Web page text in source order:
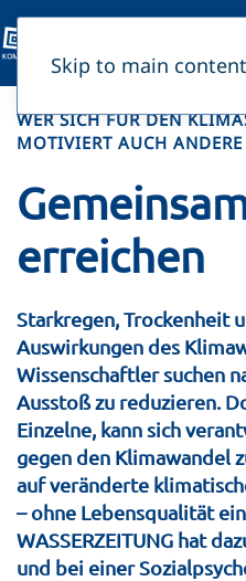
Skip to main content
WER SICH FÜR DEN
MOTIVIERT AUCH ANDERE
erreichen
Starkregen, Trockenheit
Auswirkungen des
Wissenschaftler suchen
Ausstoß zu reduzieren.
Einzelne, kann sich
gegen den Klimawandel
auf veränderte
– ohne Lebensqualität
WASSERZEITUNG hat
und bei einer